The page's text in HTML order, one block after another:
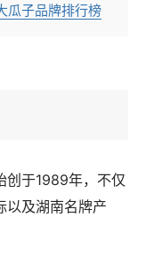
瓜子品牌排行榜
创于1989年，不仅
以及湖南名牌产